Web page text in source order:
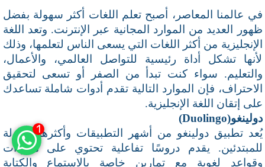
في عالمنا المعاصر، أصبح تعلم اللغات أكثر سهولة بفضل
ظهور العديد من الموارد المجانية عبر الإنترنت. وتعد اللغة
الإنجليزية من أكثر اللغات التي يسعى الناس لتعلمها، وذلك
لأنها تشكل أداة رئيسية للتواصل العالمي، والأعمال،
والتعليم. سواء كنت تبدأ من الصفر أو تسعى لتحقيق
الاحتراف، فإن الموارد التالية تقدم أدوات شاملة تساعدك
على إتقان اللغة الإنجليزية.
دولينغو(Duolingo)
يُعد تطبيق دولينغو من أشهر التطبيقات وأكثرها سهولة
للمبتدئين. يقدم دروسًا تفاعلية تحتوي على مفردات
وقواعد لغوية مع تمارين خاصة بالاستماع والكتابة
1